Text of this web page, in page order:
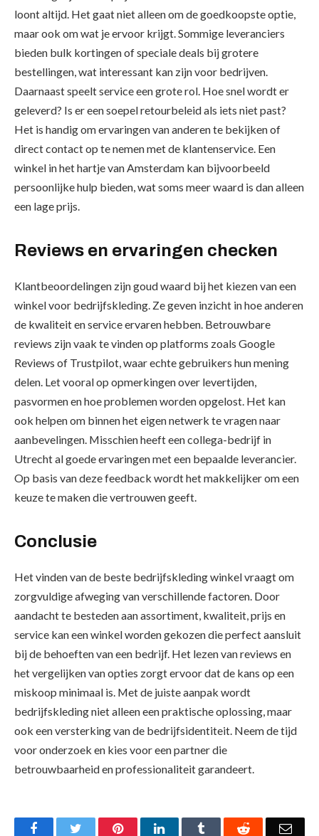
loont altijd. Het gaat niet alleen om de goedkoopste optie,
maar ook om wat je ervoor krijgt. Sommige leveranciers
bieden bulk kortingen of speciale deals bij grotere
bestellingen, wat interessant kan zijn voor bedrijven.
Daarnaast speelt service een grote rol. Hoe snel wordt er
geleverd? Is er een soepel retourbeleid als iets niet past?
Het is handig om ervaringen van anderen te bekijken of
direct contact op te nemen met de klantenservice. Een
winkel in het hartje van Amsterdam kan bijvoorbeeld
persoonlijke hulp bieden, wat soms meer waard is dan alleen
een lage prijs.
Reviews en ervaringen checken
Klantbeoordelingen zijn goud waard bij het kiezen van een
winkel voor bedrijfskleding. Ze geven inzicht in hoe anderen
de kwaliteit en service ervaren hebben. Betrouwbare
reviews zijn vaak te vinden op platforms zoals Google
Reviews of Trustpilot, waar echte gebruikers hun mening
delen. Let vooral op opmerkingen over levertijden,
pasvormen en hoe problemen worden opgelost. Het kan
ook helpen om binnen het eigen netwerk te vragen naar
aanbevelingen. Misschien heeft een collega-bedrijf in
Utrecht al goede ervaringen met een bepaalde leverancier.
Op basis van deze feedback wordt het makkelijker om een
keuze te maken die vertrouwen geeft.
Conclusie
Het vinden van de beste bedrijfskleding winkel vraagt om
zorgvuldige afweging van verschillende factoren. Door
aandacht te besteden aan assortiment, kwaliteit, prijs en
service kan een winkel worden gekozen die perfect aansluit
bij de behoeften van een bedrijf. Het lezen van reviews en
het vergelijken van opties zorgt ervoor dat de kans op een
miskoop minimaal is. Met de juiste aanpak wordt
bedrijfskleding niet alleen een praktische oplossing, maar
ook een versterking van de bedrijfsidentiteit. Neem de tijd
voor onderzoek en kies voor een partner die
betrouwbaarheid en professionaliteit garandeert.
FacebookTwitter PinterestLinkedIn Tumblr Reddit